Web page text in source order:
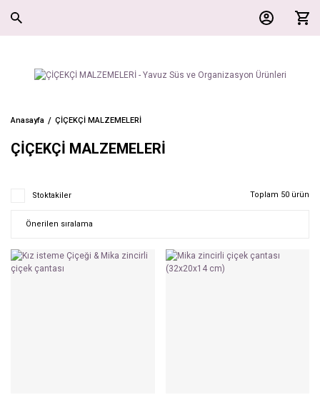
Anasayfa ÇİÇEKÇİ MALZEMELERİ
ÇİÇEKÇİ MALZEMELERİ
Stoktakiler Toplam 50 ürün